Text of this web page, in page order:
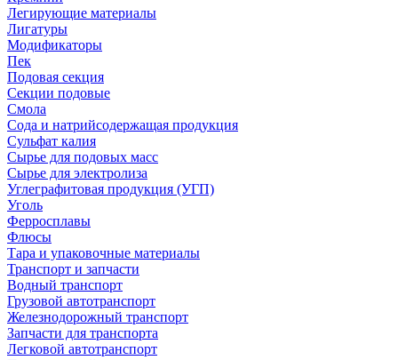
Легирующие материалы
Лигатуры
Модификаторы
Пек
Подовая секция
Секции подовые
Смола
Сода и натрийсодержащая продукция
Сульфат калия
Сырье для подовых масс
Сырье для электролиза
Углеграфитовая продукция (УГП)
Уголь
Ферросплавы
Флюсы
Тара и упаковочные материалы
Транспорт и запчасти
Водный транспорт
Грузовой автотранспорт
Железнодорожный транспорт
Запчасти для транспорта
Легковой автотранспорт